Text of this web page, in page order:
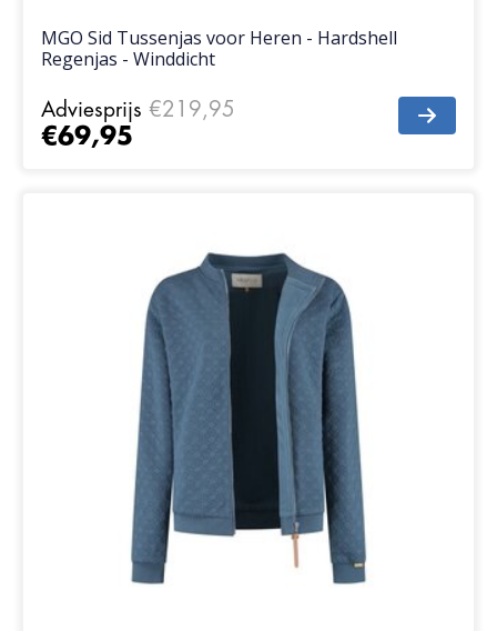
MGO Sid Tussenjas voor Heren - Hardshell
Regenjas - Winddicht
Adviesprijs €219,95
€69,95